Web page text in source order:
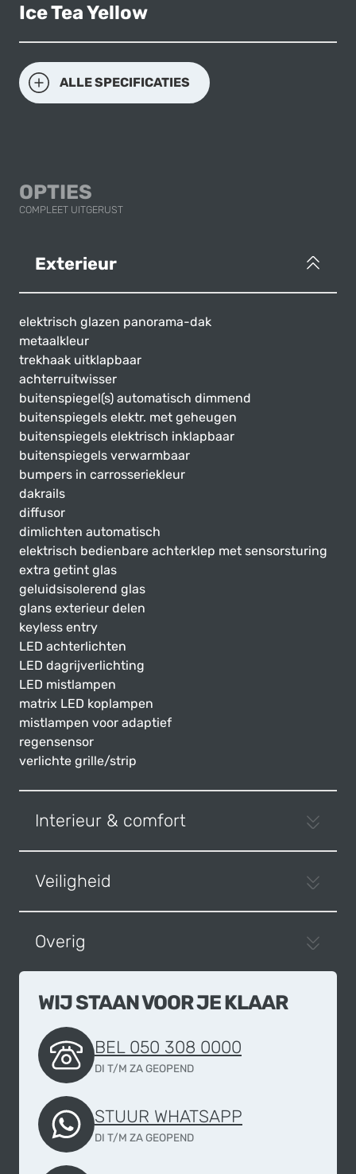
Ice Tea Yellow
ALLE SPECIFICATIES
OPTIES
COMPLEET UITGERUST
Exterieur
elektrisch glazen panorama-dak
metaalkleur
trekhaak uitklapbaar
achterruitwisser
buitenspiegel(s) automatisch dimmend
buitenspiegels elektr. met geheugen
buitenspiegels elektrisch inklapbaar
buitenspiegels verwarmbaar
bumpers in carrosseriekleur
dakrails
diffusor
dimlichten automatisch
elektrisch bedienbare achterklep met sensorsturing
extra getint glas
geluidsisolerend glas
glans exterieur delen
keyless entry
LED achterlichten
LED dagrijverlichting
LED mistlampen
matrix LED koplampen
mistlampen voor adaptief
regensensor
verlichte grille/strip
Interieur & comfort
Veiligheid
Overig
WIJ STAAN VOOR JE KLAAR
BEL 050 308 0000
DI T/M ZA GEOPEND
STUUR WHATSAPP
DI T/M ZA GEOPEND